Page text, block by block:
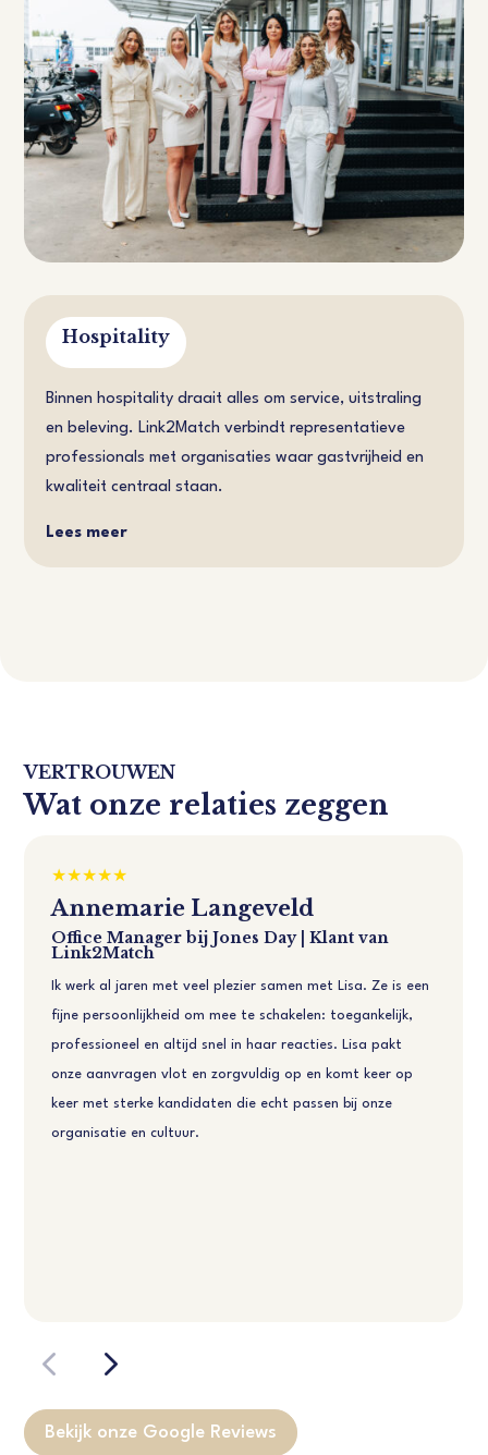
Hospitality
Binnen hospitality draait alles om service, uitstraling
en beleving. Link2Match verbindt representatieve
professionals met organisaties waar gastvrijheid en
kwaliteit centraal staan.
Lees meer
VERTROUWEN
Wat onze relaties zeggen
Annemarie Langeveld
Office Manager bij Jones Day | Klant van
Link2Match
Ik werk al jaren met veel plezier samen met Lisa. Ze is een
fijne persoonlijkheid om mee te schakelen: toegankelijk,
professioneel en altijd snel in haar reacties. Lisa pakt
onze aanvragen vlot en zorgvuldig op en komt keer op
keer met sterke kandidaten die echt passen bij onze
organisatie en cultuur.
Bekijk onze Google Reviews